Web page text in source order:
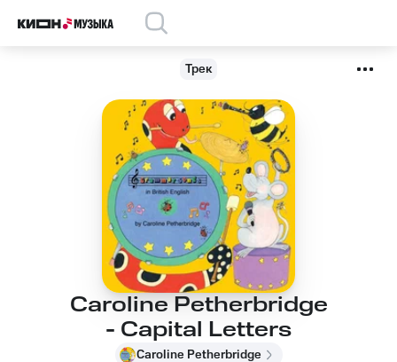
Трек
Caroline Petherbridge
- Capital Letters
Caroline Petherbridge